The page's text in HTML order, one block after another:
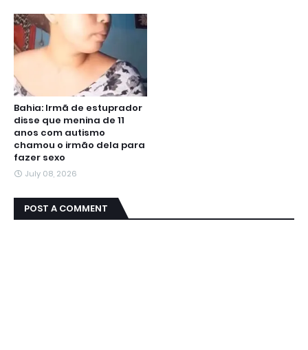
Bahia: Irmã de estuprador
disse que menina de 11
anos com autismo
chamou o irmão dela para
fazer sexo
July 08, 2026
POST A COMMENT